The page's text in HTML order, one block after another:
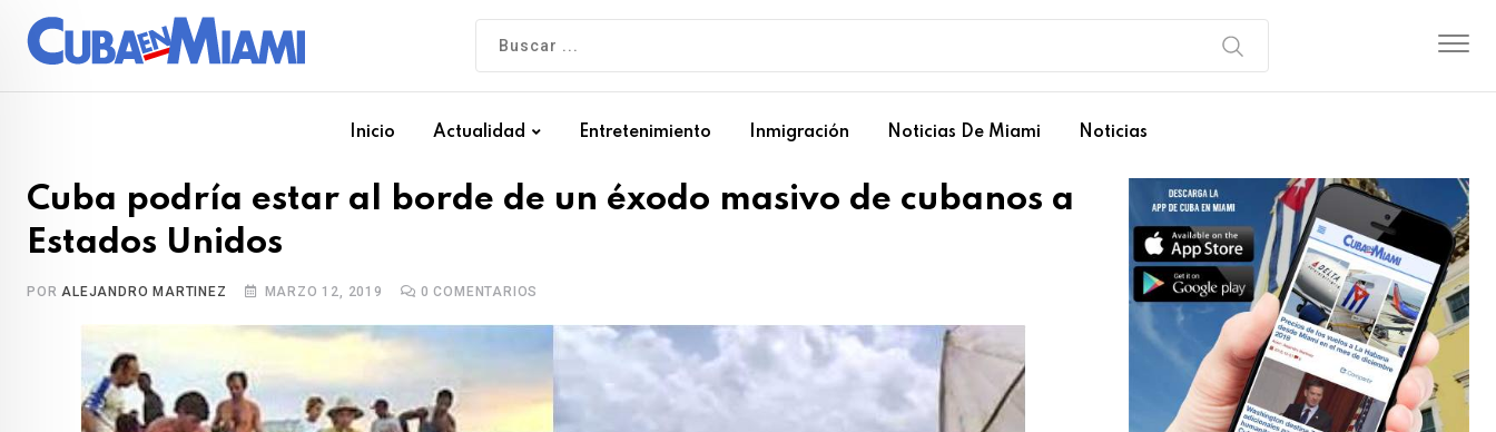
Inicio Actualidad Entretenimiento Inmigración Noticias De Miami Noticias
Cuba podría estar al borde de un éxodo masivo de cubanos a
Estados Unidos
PORALEJANDRO MARTINEZ MARZO 12, 2019 0 COMENTARIOS